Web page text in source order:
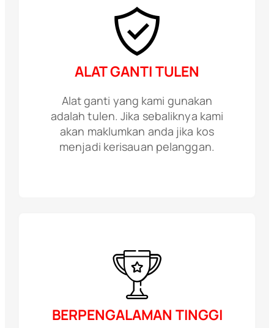
ALAT GANTI TULEN
Alat ganti yang kami gunakan
adalah tulen. Jika sebaliknya kami
akan maklumkan anda jika kos
menjadi kerisauan pelanggan.
BERPENGALAMAN TINGGI